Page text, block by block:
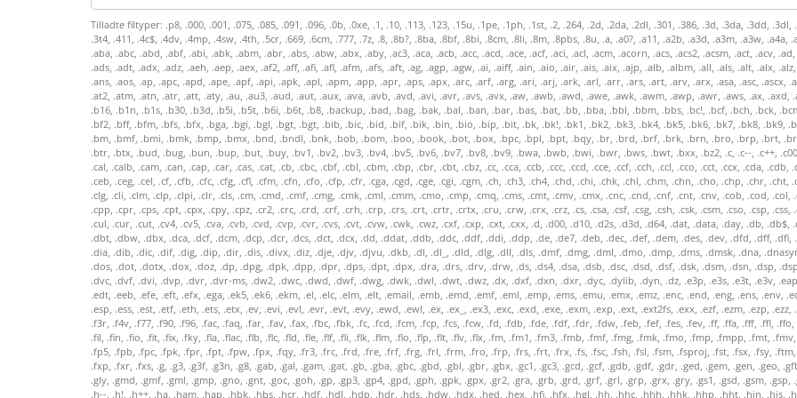
Tilladte filtyper: .p8, .000, .001, .075, .085, .091, .096, .0b, .0xe, .1, .10, .113, .123, .15u, .1pe, .1ph, .1st, .2, .264, .2d, .2da, .2dl, .301, .386, .3d, .3da, .3dd, .3dl, .3dr, .3ds, .3dt, .3dv, .3fx, .3g2, .3gp, .3gr, .3ko, .3me, .3mm, .3pe, .3t4, .411, .4c$, .4dv, .4mp, .4sw, .4th, .5cr, .669, .6cm, .777, .7z, .8, .8b?, .8ba, .8bf, .8bi, .8cm, .8li, .8m, .8pbs, .8u, .a, .a0?, .a11, .a2b, .a3d, .a3m, .a3w, .a4a, .a4m, .a4p, .a4w, .a5w, .aa, .aab, .aac, .aam, .aax, .ab2, .ab6, .ab8, .aba, .abc, .abd, .abf, .abi, .abk, .abm, .abr, .abs, .abw, .abx, .aby, .ac3, .aca, .acb, .acc, .acd, .ace, .acf, .aci, .acl, .acm, .acorn, .acs, .acs2, .acsm, .act, .acv, .ad, .ada, .adb, .adc, .ade, .adf, .adi, .adl, .adm, .adn, .ado, .adp, .adr, .ads, .adt, .adx, .adz, .aeh, .aep, .aex, .af2, .aff, .afi, .afl, .afm, .afs, .aft, .ag, .agp, .agw, .ai, .aiff, .ain, .aio, .air, .ais, .aix, .ajp, .alb, .albm, .all, .als, .alt, .alx, .alz, .amf, .amff, .amg, .amp, .amr, .amv, .amx, .anc, .ani, .anm, .ann, .ans, .aos, .ap, .apc, .apd, .ape, .apf, .api, .apk, .apl, .apm, .app, .apr, .aps, .apx, .arc, .arf, .arg, .ari, .arj, .ark, .arl, .arr, .ars, .art, .arv, .arx, .asa, .asc, .ascx, .asd, .asf, .ash, .asi, .asl, .asm, .asmx, .aso, .asp, .aspx, .asr, .asx, .asx, .at2, .atm, .atn, .atr, .att, .aty, .au, .au3, .aud, .aut, .aux, .ava, .avb, .avd, .avi, .avr, .avs, .avx, .aw, .awb, .awd, .awe, .awk, .awm, .awp, .awr, .aws, .ax, .axd, .axe, .axg, .axl, .axs, .axt, .axx, .azw, .azz, .b, .b&w, .b_w, .b~k, .b00, .b16, .b1n, .b1s, .b30, .b3d, .b5i, .b5t, .b6i, .b6t, .b8, .backup, .bad, .bag, .bak, .bal, .ban, .bar, .bas, .bat, .bb, .bba, .bbl, .bbm, .bbs, .bc!, .bcf, .bch, .bck, .bcm, .bcn, .bco, .bcp, .bct, .bcw, .bde, .bdf, .bdm, .bdmv, .bdr, .bez, .bf2, .bff, .bfm, .bfs, .bfx, .bga, .bgi, .bgl, .bgt, .bgt, .bib, .bic, .bid, .bif, .bik, .bin, .bio, .bip, .bit, .bk, .bk!, .bk1, .bk2, .bk3, .bk4, .bk5, .bk6, .bk7, .bk8, .bk9, .bkf, .bkg, .bkp, .bkw, .blb, .bld, .blend, .blf, .blg, .blk, .blob, .blt, .bm, .bmf, .bmi, .bmk, .bmp, .bmx, .bnd, .bndl, .bnk, .bob, .bom, .boo, .book, .bot, .box, .bpc, .bpl, .bpt, .bqy, .br, .brd, .brf, .brk, .brn, .bro, .brp, .brt, .brx, .bsa, .bsb, .bsc, .bsdl, .bsl, .bsp, .bst, .bsv, .bt!, .btm, .btn, .bto, .btr, .btx, .bud, .bug, .bun, .bup, .but, .buy, .bv1, .bv2, .bv3, .bv4, .bv5, .bv6, .bv7, .bv8, .bv9, .bwa, .bwb, .bwi, .bwr, .bws, .bwt, .bxx, .bz2, .c, .c--, .c++, .c00, .c01, .c2d, .c4d, .c60, .c86, .ca, .cab, .cac, .cache, .cad, .cad, .cag, .cal, .calb, .cam, .can, .cap, .car, .cas, .cat, .cb, .cbc, .cbf, .cbl, .cbm, .cbp, .cbr, .cbt, .cbz, .cc, .cca, .ccb, .ccc, .ccd, .cce, .ccf, .cch, .ccl, .cco, .cct, .ccx, .cda, .cdb, .cdd, .cde, .cdf, .cdg, .cdi, .cdk, .cdl, .cdm, .cdp, .cdr, .cdt, .cdx, .ce, .ceb, .ceg, .cel, .cf, .cfb, .cfc, .cfg, .cfl, .cfm, .cfn, .cfo, .cfp, .cfr, .cga, .cgd, .cge, .cgi, .cgm, .ch, .ch3, .ch4, .chd, .chi, .chk, .chl, .chm, .chn, .cho, .chp, .chr, .cht, .chw, .cid, .cif, .ciff, .cil, .cit, .cix, .ckb, .cl, .cl3, .cl4, .cl5, .class, .clb, .clg, .cli, .clm, .clp, .clpi, .clr, .cls, .cm, .cmd, .cmf, .cmg, .cmk, .cml, .cmm, .cmo, .cmp, .cmq, .cms, .cmt, .cmv, .cmx, .cnc, .cnd, .cnf, .cnt, .cnv, .cob, .cod, .col, .com, .con, .conf, .config, .cor, .cpd, .cpe, .cpf, .cph, .cpi, .cpl, .cpo, .cpp, .cpr, .cps, .cpt, .cpx, .cpy, .cpz, .cr2, .crc, .crd, .crf, .crh, .crp, .crs, .crt, .crtr, .crtx, .cru, .crw, .crx, .crz, .cs, .csa, .csf, .csg, .csh, .csk, .csm, .cso, .csp, .css, .cst, .csv, .ct, .ctc, .ctd, .ctf, .ctg, .ctl, .ctn, .ctt, .ctu, .ctx, .cty, .cue, .cuf, .cul, .cur, .cut, .cv4, .cv5, .cva, .cvb, .cvd, .cvp, .cvr, .cvs, .cvt, .cvw, .cwk, .cwz, .cxf, .cxp, .cxt, .cxx, .d, .d00, .d10, .d2s, .d3d, .d64, .dat, .data, .day, .db, .db$, .db2, .db3, .dba, .dbb, .dbd, .dbf, .dbg, .dbk, .dbl, .dbm, .dbo, .dbs, .dbt, .dbw, .dbx, .dca, .dcf, .dcm, .dcp, .dcr, .dcs, .dct, .dcx, .dd, .ddat, .ddb, .ddc, .ddf, .ddi, .ddp, .de, .de7, .deb, .dec, .def, .dem, .des, .dev, .dfd, .dff, .dfi, .dfl, .dfm, .dfs, .dft, .dfv, .dfx, .dgn, .dgr, .dgs, .dh, .dhp, .dht, .dhy, .dia, .dib, .dic, .dif, .dig, .dip, .dir, .dis, .divx, .diz, .dje, .djv, .djvu, .dkb, .dl, .dl_, .dld, .dlg, .dll, .dls, .dmf, .dmg, .dml, .dmo, .dmp, .dms, .dmsk, .dna, .dnasym, .dnax, .dne, .dng, .dnl, .do, .doc, .docm, .docx, .dog, .doh, .dol, .dos, .dot, .dotx, .dox, .doz, .dp, .dpg, .dpk, .dpp, .dpr, .dps, .dpt, .dpx, .dra, .drs, .drv, .drw, .ds, .ds4, .dsa, .dsb, .dsc, .dsd, .dsf, .dsk, .dsm, .dsn, .dsp, .dsp2, .dsr, .dss, .dst, .dsw, .dsy, .dt_, .dta, .dtd, .dtf, .dtp, .dup, .dus, .dvc, .dvf, .dvi, .dvp, .dvr, .dvr-ms, .dw2, .dwc, .dwd, .dwf, .dwg, .dwk, .dwl, .dwt, .dwz, .dx, .dxf, .dxn, .dxr, .dyc, .dylib, .dyn, .dz, .e3p, .e3s, .e3t, .e3v, .eap, .ear, .eas, .ebj, .ebo, .ebp, .ecf, .eco, .ecw, .edb, .edl, .edr, .eds, .edt, .eeb, .efe, .eft, .efx, .ega, .ek5, .ek6, .ekm, .el, .elc, .elm, .elt, .email, .emb, .emd, .emf, .eml, .emp, .ems, .emu, .emx, .emz, .enc, .end, .eng, .ens, .env, .eot, .epd, .epf, .epi, .epp, .eps, .epub, .eqn, .erd, .erm, .err, .esh, .esl, .esp, .ess, .est, .etf, .eth, .ets, .etx, .ev, .evi, .evl, .evr, .evt, .evy, .ewd, .ewl, .ex, .ex_, .ex3, .exc, .exd, .exe, .exm, .exp, .ext, .ext2fs, .exx, .ezf, .ezm, .ezp, .ezz, .f, .f_i, .f01, .f06, .f07, .f08, .f09, .f10, .f11, .f12, .f13, .f14, .f16, .f2, .f2r, .f3r, .f4v, .f77, .f90, .f96, .fac, .faq, .far, .fav, .fax, .fbc, .fbk, .fc, .fcd, .fcm, .fcp, .fcs, .fcw, .fd, .fdb, .fde, .fdf, .fdr, .fdw, .feb, .fef, .fes, .fev, .ff, .ffa, .fff, .ffl, .ffo, .fft, .ffx, .fgd, .fh10, .fh3, .fh4, .fh5, .fh6, .fh7, .fh8, .fh9, .fi, .fif, .fig, .fil, .fin, .fio, .fit, .fix, .fky, .fla, .flac, .flb, .flc, .fld, .fle, .flf, .fli, .flk, .flm, .flo, .flp, .flt, .flv, .flx, .fm, .fm1, .fm3, .fmb, .fmf, .fmg, .fmk, .fmo, .fmp, .fmpp, .fmt, .fmv, .fmz, .fn3, .fnt, .fnx, .fo1, .fo2, .fol, .fon, .for, .fot, .fp, .fp3, .fp4, .fp5, .fpb, .fpc, .fpk, .fpr, .fpt, .fpw, .fpx, .fqy, .fr3, .frc, .frd, .fre, .frf, .frg, .frl, .frm, .fro, .frp, .frs, .frt, .frx, .fs, .fsc, .fsh, .fsl, .fsm, .fsproj, .fst, .fsx, .fsy, .ftm, .ftp, .fts, .ftw, .fus, .fvt, .fw, .fw2, .fw3, .fwp, .fx, .fxd, .fxm, .fxo, .fxp, .fxr, .fxs, .g, .g3, .g3f, .g3n, .g8, .gab, .gal, .gam, .gat, .gb, .gba, .gbc, .gbd, .gbl, .gbr, .gbx, .gc1, .gc3, .gcd, .gcf, .gdb, .gdf, .gdr, .ged, .gem, .gen, .geo, .gfb, .gft, .gfx, .gg, .gho, .ghs, .gib, .gid, .gif, .gig, .giw, .gl, .glm, .gls, .gly, .gmd, .gmf, .gml, .gmp, .gno, .gnt, .goc, .goh, .gp, .gp3, .gp4, .gpd, .gph, .gpk, .gpx, .gr2, .gra, .grb, .grd, .grf, .grl, .grp, .grx, .gry, .gs1, .gsd, .gsm, .gsp, .gsw, .gtp, .gts, .gup, .gwi, .gwp, .gxd, .gxl, .gxt, .gym, .gz, .gzip, .h, .h--, .h!, .h++, .ha, .ham, .hap, .hbk, .hbs, .hcr, .hdf, .hdl, .hdp, .hdr, .hds, .hdw, .hdx, .hed, .hex, .hfi, .hfx, .hgl, .hh, .hhc, .hhh, .hhk, .hhp, .hht, .hin, .his, .hlb, .hlp, .hlz, .hm3, .hmm, .hnc, .hof, .hp8, .hpf, .hpg, .hpi, .hpj, .hpk, .hpm, .hpp, .hqx, .hrf, .hrm, .hs2, .hsi, .hst, .hta, .htc, .htf, .hti, .htm, .html, .htr, .htt,